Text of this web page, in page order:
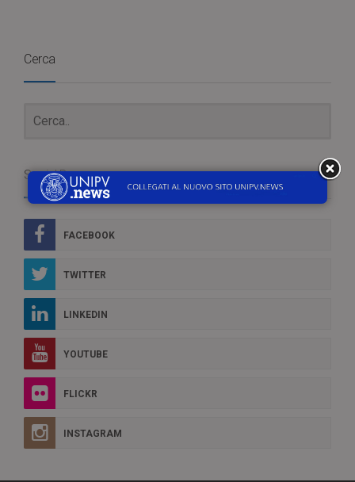
Cerca
Social Box
FACEBOOK
TWITTER
LINKEDIN
YOUTUBE
FLICKR
INSTAGRAM